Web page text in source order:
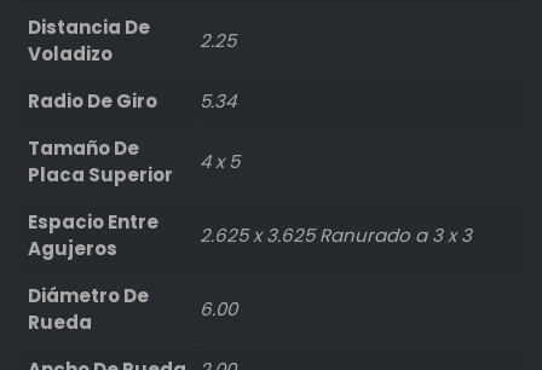
Distancia De
Voladizo
2.25
Radio De Giro
5.34
Tamaño De
Placa Superior
4 x 5
Espacio Entre
Agujeros
2.625 x 3.625 Ranurado a 3 x 3
Diámetro De
Rueda
6.00